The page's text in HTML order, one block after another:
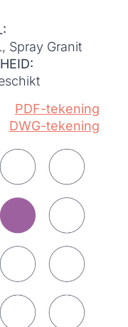
Spray Granit
PDF-tekening
DWG-tekening